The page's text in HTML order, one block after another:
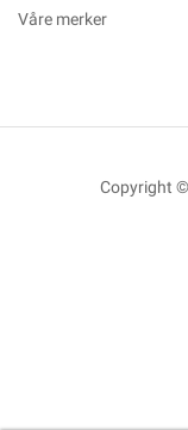
Våre merker
Copyright ©